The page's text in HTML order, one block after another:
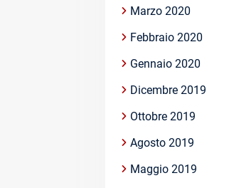
Marzo 2020
Febbraio 2020
Gennaio 2020
Dicembre 2019
Ottobre 2019
Agosto 2019
Maggio 2019